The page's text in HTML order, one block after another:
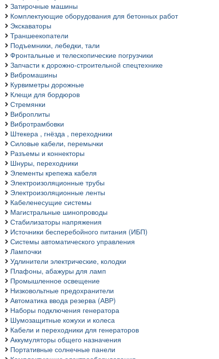
Затирочные машины
Комплектующие оборудования для бетонных работ
Экскаваторы
Траншеекопатели
Подъемники, лебедки, тали
Фронтальные и телескопические погрузчики
Запчасти к дорожно-строительной спецтехнике
Вибромашины
Курвиметры дорожные
Клещи для бордюров
Стремянки
Виброплиты
Вибротрамбовки
Штекера , гнёзда , переходники
Силовые кабели, перемычки
Разъемы и коннекторы
Шнуры, переходники
Элементы крепежа кабеля
Электроизоляционные трубы
Электроизоляционные ленты
Кабеленесущие системы
Магистральные шинопроводы
Стабилизаторы напряжения
Источники бесперебойного питания (ИБП)
Системы автоматического управления
Лампочки
Удлинители электрические, колодки
Плафоны, абажуры для ламп
Промышленное освещение
Низковольтные предохранители
Автоматика ввода резерва (АВР)
Наборы подключения генератора
Шумозащитные кожухи и колеса
Кабели и переходники для генераторов
Аккумуляторы общего назначения
Портативные солнечные панели